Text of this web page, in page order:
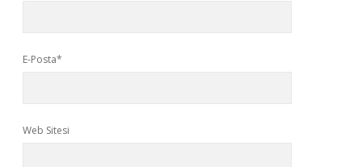
E-Posta*
Web Sitesi